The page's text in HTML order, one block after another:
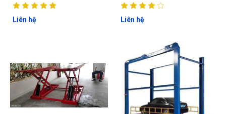
Liên hệ Liên hệ